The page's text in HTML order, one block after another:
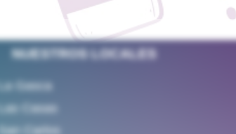
NUESTROS LOCALES
La Gasca
Las Casas
San Carlos